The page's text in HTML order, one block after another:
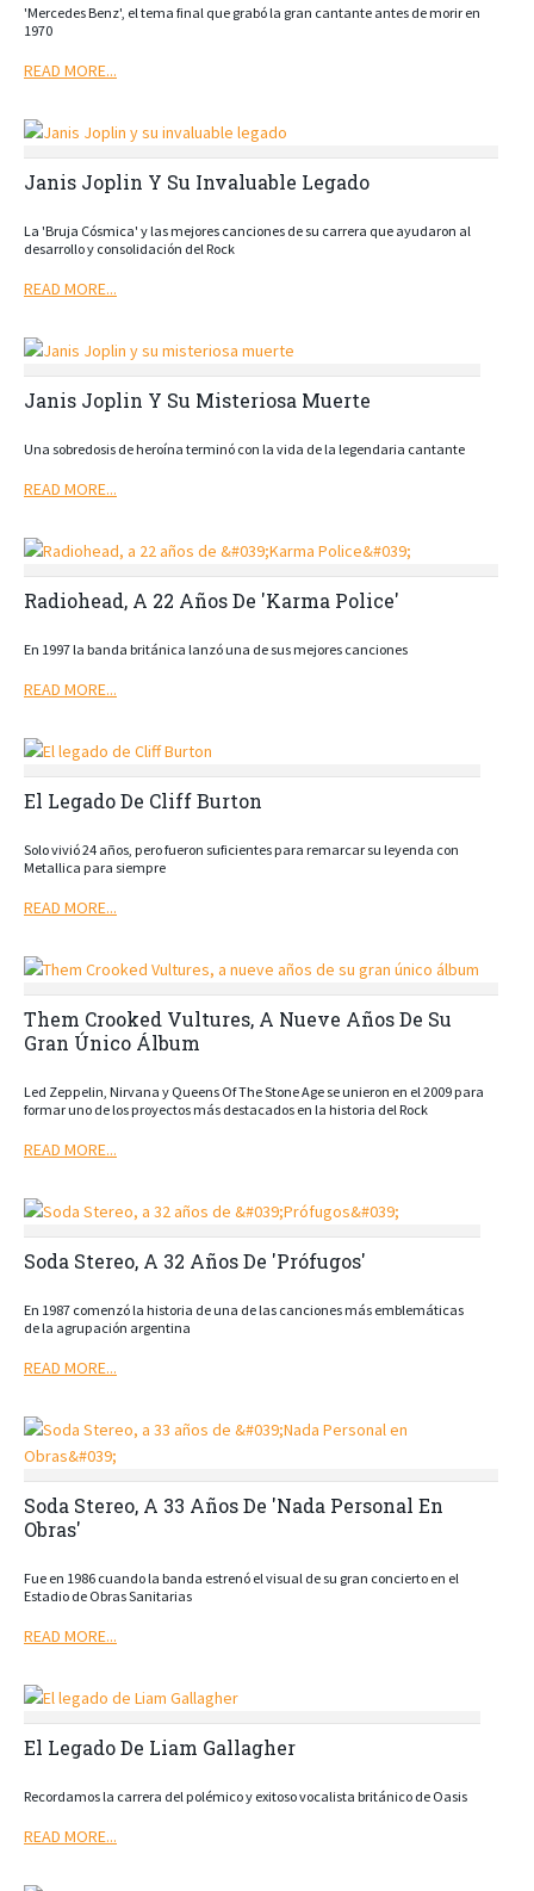
'Mercedes Benz', el tema final que grabó la gran cantante antes de morir en
1970
READ MORE...
Janis Joplin Y Su Invaluable Legado
La 'Bruja Cósmica' y las mejores canciones de su carrera que ayudaron al
desarrollo y consolidación del Rock
READ MORE...
Janis Joplin Y Su Misteriosa Muerte
Una sobredosis de heroína terminó con la vida de la legendaria cantante
READ MORE...
Radiohead, A 22 Años De 'Karma Police'
En 1997 la banda británica lanzó una de sus mejores canciones
READ MORE...
El Legado De Cliff Burton
Solo vivió 24 años, pero fueron suficientes para remarcar su leyenda con
Metallica para siempre
READ MORE...
Them Crooked Vultures, A Nueve Años De Su
Gran Único Álbum
Led Zeppelin, Nirvana y Queens Of The Stone Age se unieron en el 2009 para
formar uno de los proyectos más destacados en la historia del Rock
READ MORE...
Soda Stereo, A 32 Años De 'Prófugos'
En 1987 comenzó la historia de una de las canciones más emblemáticas
de la agrupación argentina
READ MORE...
Soda Stereo, A 33 Años De 'Nada Personal En
Obras'
Fue en 1986 cuando la banda estrenó el visual de su gran concierto en el
Estadio de Obras Sanitarias
READ MORE...
El Legado De Liam Gallagher
Recordamos la carrera del polémico y exitoso vocalista británico de Oasis
READ MORE...